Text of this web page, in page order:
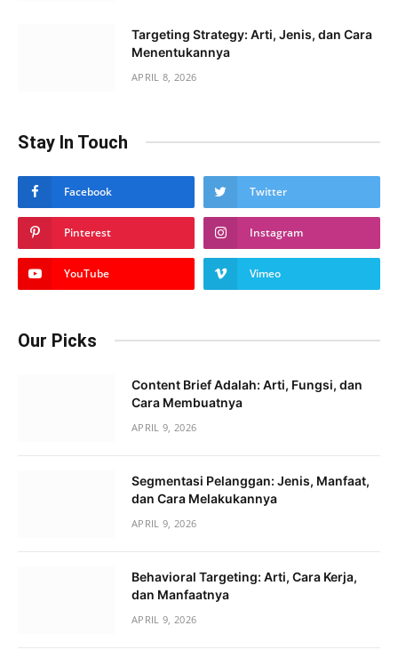
Targeting Strategy: Arti, Jenis, dan Cara
Menentukannya
APRIL 8, 2026
Stay In Touch
Facebook Twitter
Pinterest Instagram
YouTube Vimeo
Our Picks
Content Brief Adalah: Arti, Fungsi, dan
Cara Membuatnya
APRIL 9, 2026
Segmentasi Pelanggan: Jenis, Manfaat,
dan Cara Melakukannya
APRIL 9, 2026
Behavioral Targeting: Arti, Cara Kerja,
dan Manfaatnya
APRIL 9, 2026